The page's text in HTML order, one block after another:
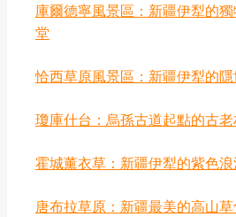
庫爾德寧風景區：新疆伊犁的
堂
恰西草原風景區：新疆伊犁的
瓊庫什台：烏孫古道起點的古
霍城薰衣草：新疆伊犁的紫色
唐布拉草原：新疆最美的高山